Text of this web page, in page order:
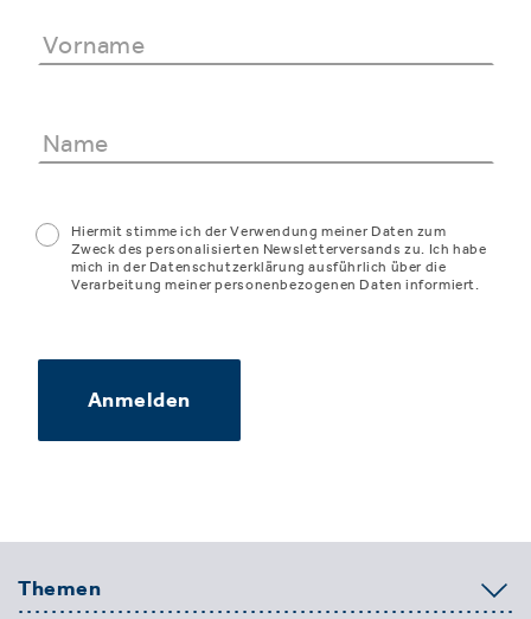
Hiermit stimme ich der Verwendung meiner Daten zum
Zweck des personalisierten Newsletterversands zu. Ich habe
mich in der Datenschutzerklärung ausführlich über die
Verarbeitung meiner personenbezogenen Daten informiert.
Anmelden
Themen